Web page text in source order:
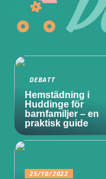
DEBATT
Hemstädning i
Huddinge för
barnfamiljer – en
praktisk guide
25/10/2022